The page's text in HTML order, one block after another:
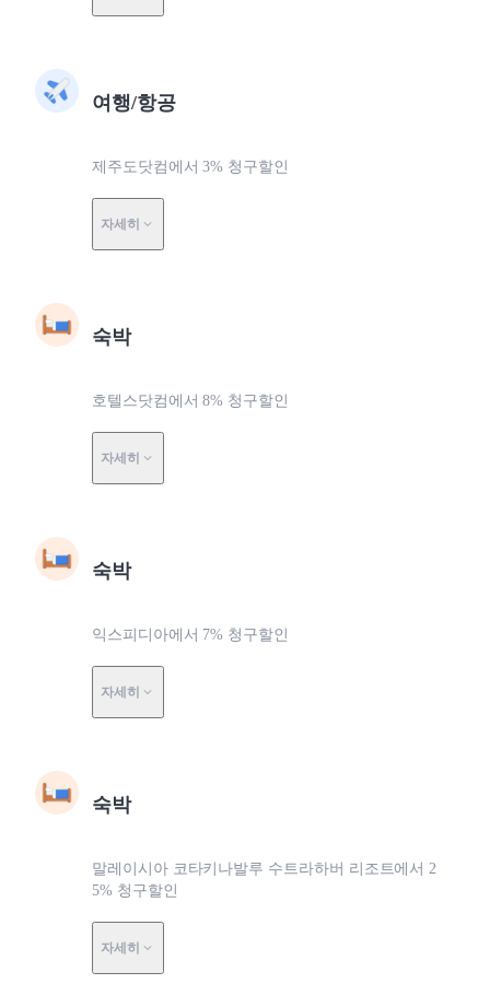
여행/항공
제주도닷컴에서 3% 청구할인
자세히
숙박
호텔스닷컴에서 8% 청구할인
자세히
숙박
익스피디아에서 7% 청구할인
자세히
숙박
말레이시아 코타키나발루 수트라하버 리조트에서 2
5% 청구할인
자세히